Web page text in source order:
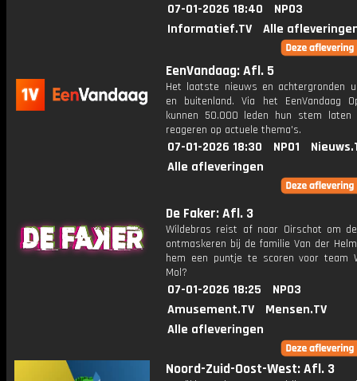
07-01-2026 18:40
NPO3
Informatief.TV
Alle
EenVandaag: Afl. 5
Het laatste nieuws en achtergronden
en buitenland. Via het EenVandaag
kunnen 50.000 leden hun stem laten
reageren op actuele thema's.
07-01-2026 18:30 NPO1
Alle afleveringen
De Faker: Afl. 3
Wildebras reist af naar Oirschot om
ontmaskeren bij de familie Van der
hem een puntje te scoren voor team
Mol?
07-01-2026 18:25
NPO3
Amusement.TV
Mensen.TV
Alle afleveringen
Noord-Zuid-Oost-West: Afl. 3